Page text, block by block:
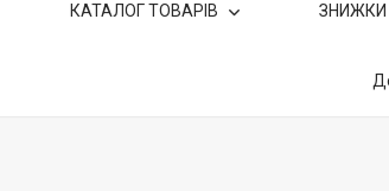
КАТАЛОГ ТОВАРІВ ЗНИЖКИ